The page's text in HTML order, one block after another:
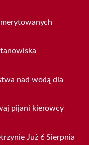
nad wodą dla
pijani kierowcy
Już 6 Sierpnia